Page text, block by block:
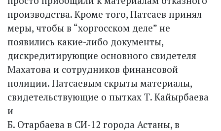
производства. Кроме того, Патсаев принял
меры, чтобы в “хоргосском деле” не
появились какие-либо документы,
дискредитирующие основного свидетеля
Махатова и сотрудников финансовой
полиции. Патсаевым скрыты материалы,
свидетельствующие о пытках Т. Кайырбаева
и
Б. Отарбаева в СИ-12 города Астаны, в